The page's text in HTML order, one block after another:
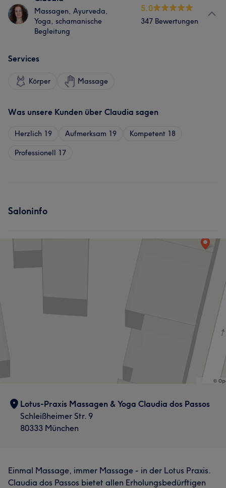
Massagen, Ayurveda,
Yoga, schamanische
Begleitung
5.0
347 Bewertungen
Services
Körper Massage
Was unsere Kunden über Claudia sagen
Herzlich 19 Aufmerksam 19 Kompetent 18
Professionell 17
Saloninfo
Lotus-Praxis Massagen & Yoga Claudia dos Passos
Schleißheimer Str. 9
80333 München
Einmal Massage, immer Massage - in der Lotus Praxis.
Claudia dos Passos bietet allen Erholungsbedürftigen